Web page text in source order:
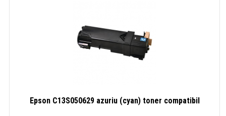
Epson C13S050629 azuriu (cyan) toner compatibil